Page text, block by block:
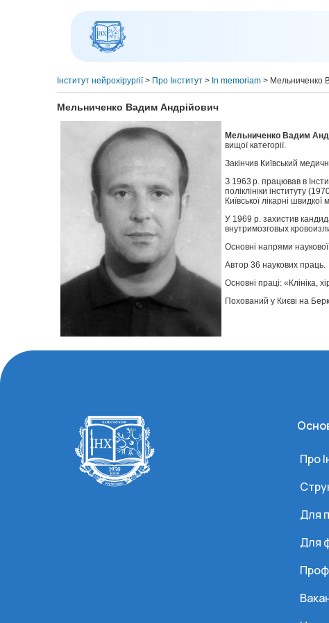
Інститут нейрохірургії> Про Інститут > In memoriam > Мельниченко
Мельниченко Вадим Андрійович
Мельниченко Вадим
вищої категорії.
Закінчив Київський
З 1963 р. працював в
поліклініки інституту
Київської лікарні
У 1969 р. захистив
внутримозговых
Основні напрями наукової
Автор 36 наукових праць.
Основні праці: «Клініка,
Похований у Києві на
Про
Для
Для